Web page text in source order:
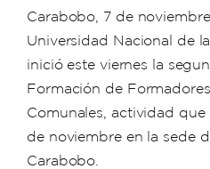
Carabobo, 7 de
Universidad Nacional de
inició este viernes la
Formación de
Comunales, actividad que
de noviembre en la sede
Carabobo.